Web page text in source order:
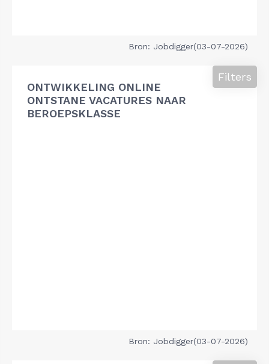
Bron: Jobdigger(03-07-2026)
ONTWIKKELING ONLINE
ONTSTANE VACATURES NAAR
BEROEPSKLASSE
Filters
Bron: Jobdigger(03-07-2026)